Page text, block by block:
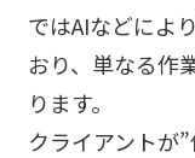
ではAIなどによ
おり、単なる作
ります。
クライアントが